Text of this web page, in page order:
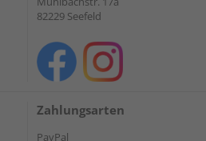
82229 Seefeld
Zahlungsarten
PayPal